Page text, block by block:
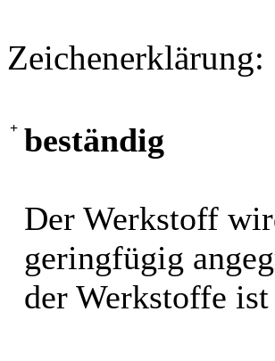
Zeichenerklärung:
+ beständig
Der Werkstoff
geringfügig
der Werkstoffe